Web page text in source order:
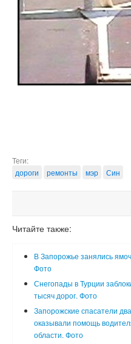
Теги:
дороги
ремонты мэр Син
Читайте также:
В Запорожье занялись
Фото
Снегопады в Турции
тысяч дорог. Фото
Запорожские спасатели
оказывали помощь
области. Фото